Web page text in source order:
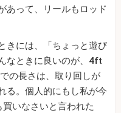
あって、リールもロッド
きには、「ちょっと遊び
なときに良いのが、4ft
の長さは、取り回しが
る。個人的にもし私が今
いなさいと言われた